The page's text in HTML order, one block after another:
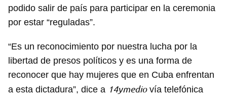
podido salir de país para participar en la ceremonia
por estar “reguladas”.
“Es un reconocimiento por nuestra lucha por la
libertad de presos políticos y es una forma de
reconocer que hay mujeres que en Cuba enfrentan
a esta dictadura”, dice a 14ymediovía telefónica